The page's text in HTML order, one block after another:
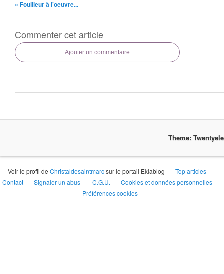
« Fouilleur à l'oeuvre...
Commenter cet article
Ajouter un commentaire
Theme:
Voir le profil deChristaldesaintmarcsur le portail Eklablog
Top articles
Contact
Signaler un abus C.G.U.
Cookies et données personnelles
Préférences cookies